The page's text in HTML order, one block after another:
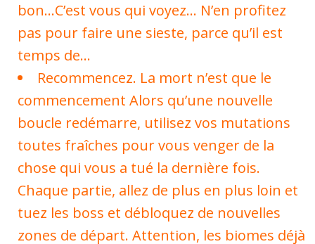
bon…C’est vous qui voyez… N’en profitez
pas pour faire une sieste, parce qu’il est
temps de…
Recommencez. La mort n’est que le
commencement Alors qu’une nouvelle
boucle redémarre, utilisez vos mutations
toutes fraîches pour vous venger de la
chose qui vous a tué la dernière fois.
Chaque partie, allez de plus en plus loin et
tuez les boss et débloquez de nouvelles
zones de départ. Attention, les biomes déjà